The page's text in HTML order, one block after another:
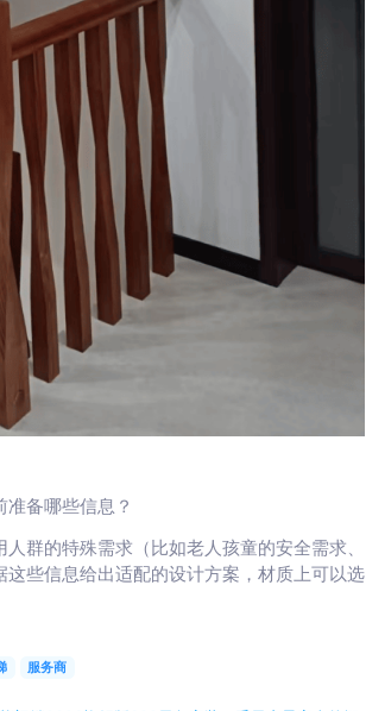
备哪些信息？
群的特殊需求（比如老人孩童的安全需求、
些信息给出适配的设计方案，材质上可以选
服务商